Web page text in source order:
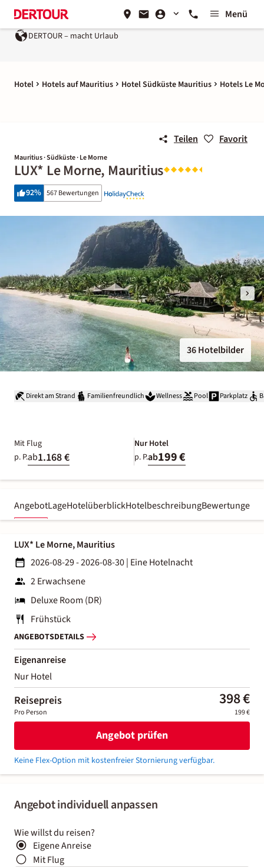
Menü
DERTOUR – macht Urlaub
Hotel Hotels auf Mauritius Hotel Südküste Mauritius Hotels Le
Teilen Favorit
Mauritius · Südküste · Le Morne
LUX* Le Morne, Mauritius
92% 567 Bewertungen
36 Hotelbilder
Direkt am Strand Familienfreundlich Wellness Pool Parkplatz
Mit Flug
p. P.ab1.168 €
Nur Hotel
p. P.ab199 €
AngebotLageHotelüberblickHotelbeschreibungBewertungen
Angebot individuell anpassen
Wie willst du reisen?
Eigene Anreise
Mit Flug
LUX* Le Morne, Mauritius
2026-08-29 - 2026-08-30| Eine Hotelnacht
2 Erwachsene
Deluxe Room (DR)
Frühstück
ANGEBOTSDETAILS
Eigenanreise
Nur Hotel
Reisepreis 398 €
Pro Person 199 €
Angebot prüfen
Keine Flex-Option mit kostenfreier Stornierung verfügbar.